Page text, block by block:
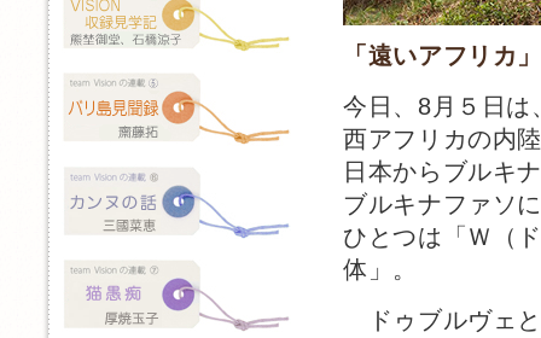
「遠いアフリカ
今日、8月５日は
西アフリカの内
日本からブルキ
ブルキナファソ
ひとつは「Ｗ（
体」。
ドゥブルヴェ